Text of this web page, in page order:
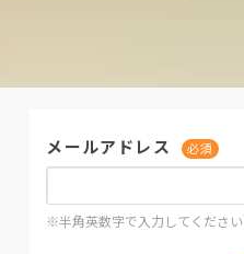
メールアドレス 必須
※半角英数字で入力してください